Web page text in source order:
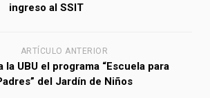
ingreso al SSIT
ARTÍCULO ANTERIOR
la UBU el programa “Escuela para
del Jardín de Niños